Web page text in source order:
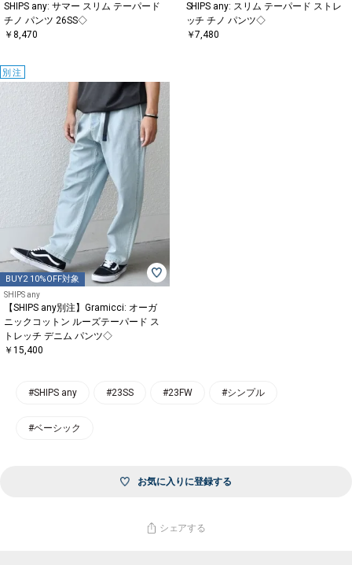
SHIPS any: サマー スリム テーパード
チノ パンツ 26SS◇
￥8,470
SHIPS any: スリム テーパード ストレ
ッチ チノ パンツ◇
￥7,480
別注
BUY2 10%OFF対象
SHIPS any
【SHIPS any別注】Gramicci: オーガ
ニックコットン ルーズテーパード ス
トレッチ デニム パンツ◇
￥15,400
#SHIPS any #23SS #23FW #シンプル
#ベーシック
お気に入りに登録する
シェアする